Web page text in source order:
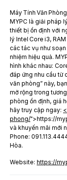
Máy Tính Văn
MYPC là giải pháp
thiết bị ổn định với
lý Intel Core i3,
các tác vụ như
nhiệm hiệu quả.
hình khác nhau:
đáp ứng nhu cầu từ
văn phòng” này,
mở rộng trong
phòng ổn định, giá
hãy truy cập ngay:
phong/">https://
và khuyến mãi mới
Phone:
Hòa.
Website: https://